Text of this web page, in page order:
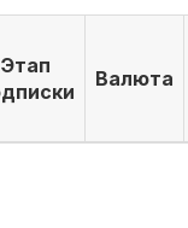
Этап
Валюта